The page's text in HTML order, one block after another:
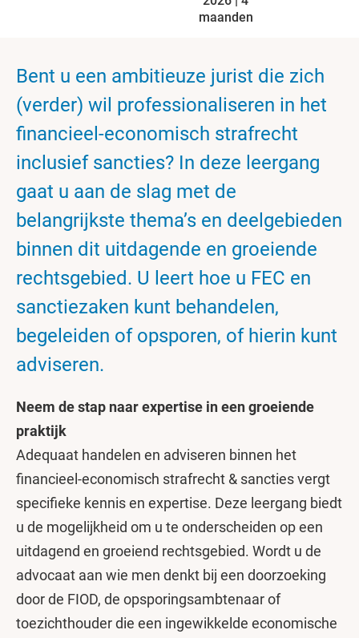
maanden
Bent u een ambitieuze jurist die zich
(verder) wil professionaliseren in het
financieel-economisch strafrecht
inclusief sancties? In deze leergang
gaat u aan de slag met de
belangrijkste thema’s en deelgebieden
binnen dit uitdagende en groeiende
rechtsgebied. U leert hoe u FEC en
sanctiezaken kunt behandelen,
begeleiden of opsporen, of hierin kunt
adviseren.
Neem de stap naar expertise in een groeiende
praktijk
Adequaat handelen en adviseren binnen het
financieel-economisch strafrecht & sancties vergt
specifieke kennis en expertise. Deze leergang biedt
u de mogelijkheid om u te onderscheiden op een
uitdagend en groeiend rechtsgebied. Wordt u de
advocaat aan wie men denkt bij een doorzoeking
door de FIOD, de opsporingsambtenaar of
toezichthouder die een ingewikkelde economische